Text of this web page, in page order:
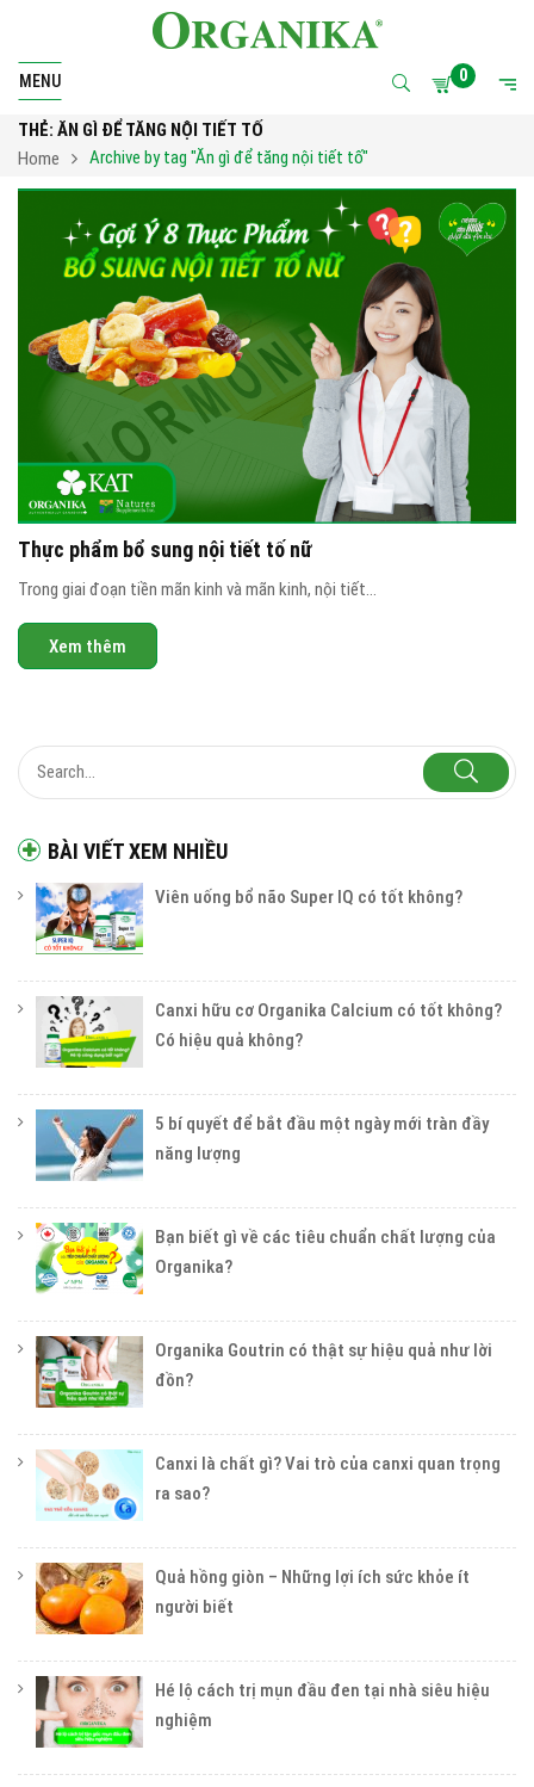
MENU 0
THẺ: ĂN GÌ ĐỂ TĂNG NỘI TIẾT TỐ
Home
Archive by tag "Ăn gì để tăng nội tiết tố"
BÀI VIẾT XEM NHIỀU
Viên uống bổ não Super IQ có tốt không?
Canxi hữu cơ Organika Calcium có tốt không?
Có hiệu quả không?
5 bí quyết để bắt đầu một ngày mới tràn đầy
năng lượng
Bạn biết gì về các tiêu chuẩn chất lượng của
Organika?
Organika Goutrin có thật sự hiệu quả như lời
đồn?
Canxi là chất gì? Vai trò của canxi quan trọng
ra sao?
Quả hồng giòn – Những lợi ích sức khỏe ít
người biết
Hé lộ cách trị mụn đầu đen tại nhà siêu hiệu
nghiệm
Thực phẩm bổ sung nội tiết tố nữ
Trong giai đoạn tiền mãn kinh và mãn kinh, nội tiết...
Xem thêm